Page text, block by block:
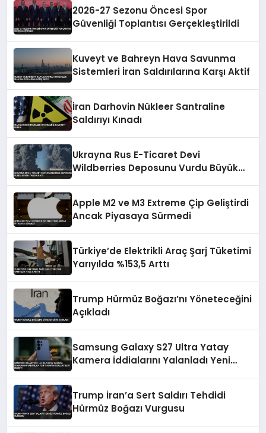
2026-27 Sezonu Öncesi Spor
Güvenliği Toplantısı Gerçekleştirildi
Kuveyt ve Bahreyn Hava Savunma
Sistemleri İran Saldırılarına Karşı Aktif
İran Darhovin Nükleer Santraline
Saldırıyı Kınadı
Ukrayna Rus E-Ticaret Devi
Wildberries Deposunu Vurdu Büyük
Apple M2 ve M3 Extreme Çip Geliştirdi
Ancak Piyasaya Sürmedi
Türkiye’de Elektrikli Araç Şarj Tüketimi
Yarıyılda %153,5 Arttı
Trump Hürmüz Boğazı’nı Yöneteceğini
Açıkladı
Samsung Galaxy S27 Ultra Yatay
Kamera İddialarını Yalanladı Yeni
Trump İran’a Sert Saldırı Tehdidi
Hürmüz Boğazı Vurgusu